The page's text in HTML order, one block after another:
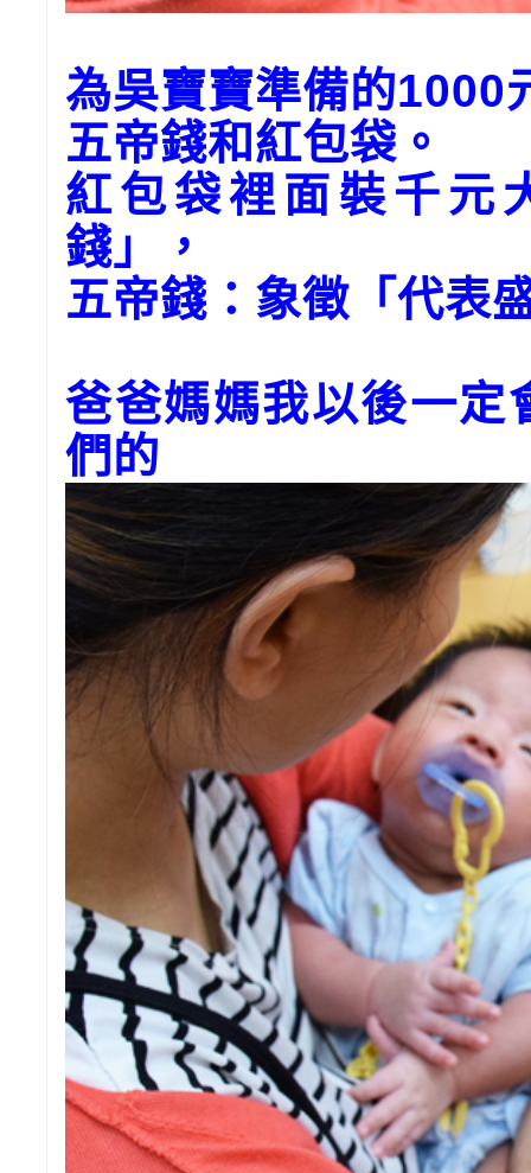
為吳寶寶準備的1000
五帝錢和紅包袋。
紅包袋裡面裝千元
錢」，
五帝錢：象徵「代表
爸爸媽媽我以後一定
們的